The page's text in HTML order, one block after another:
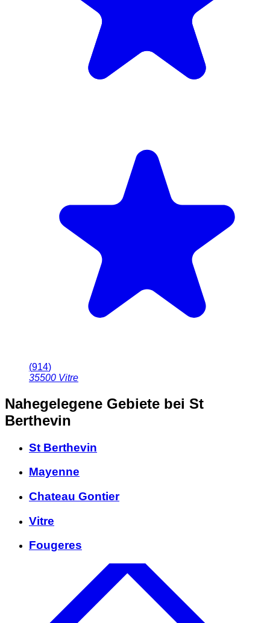
(914)
35500 Vitre
Nahegelegene Gebiete bei St
Berthevin
St Berthevin
Mayenne
Chateau Gontier
Vitre
Fougeres